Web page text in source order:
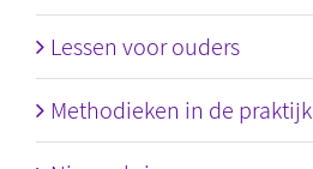
Lessen voor ouders
Methodieken in de praktijk